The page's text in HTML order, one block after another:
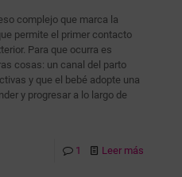
complejo que marca la
permite el primer contacto
Para que ocurra es
cosas: un canal del parto
y que el bebé adopte una
y progresar a lo largo de
1 Leer más